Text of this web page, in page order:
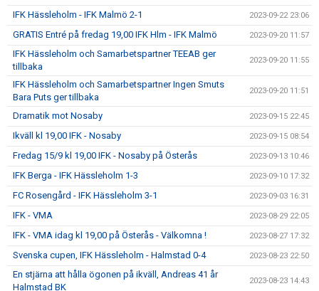
IFK Hässleholm - IFK Malmö 2-1 2023-09-22 23:06
GRATIS Entré på fredag 19,00 IFK Hlm - IFK Malmö 2023-09-20 11:57
IFK Hässleholm och Samarbetspartner TEEAB ger
tillbaka
2023-09-20 11:55
IFK Hässleholm och Samarbetspartner Ingen Smuts
Bara Puts ger tillbaka
2023-09-20 11:51
Dramatik mot Nosaby 2023-09-15 22:45
Ikväll kl 19,00 IFK - Nosaby 2023-09-15 08:54
Fredag 15/9 kl 19,00 IFK - Nosaby på Österås 2023-09-13 10:46
IFK Berga - IFK Hässleholm 1-3 2023-09-10 17:32
FC Rosengård - IFK Hässleholm 3-1 2023-09-03 16:31
IFK - VMA 2023-08-29 22:05
IFK - VMA idag kl 19,00 på Österås - Välkomna ! 2023-08-27 17:32
Svenska cupen, IFK Hässleholm - Halmstad 0-4 2023-08-23 22:50
En stjärna att hålla ögonen på ikväll, Andreas 41 år
Halmstad BK
2023-08-23 14:43